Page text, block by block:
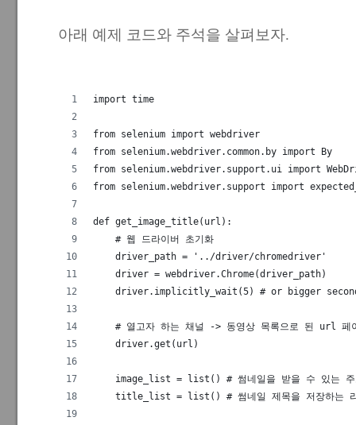
아래 예제 코드와 주석을 살펴보자.
import time
from selenium import webdriver
from selenium.webdriver.common.by import By
from selenium.webdriver.support.ui import
from selenium.webdriver.support import
def get_image_title(url):
    # 웹 드라이버 초기화
    driver_path = '../driver/chromedriver'
    driver = webdriver.Chrome(driver_path)
driver.implicitly_wait(5) # or bigger
# 열고자 하는 채널 -> 동영상 목록으로 된 url 페
    driver.get(url)
image_list = list() # 썸네일을 받을 수 있는 주
title_list = list() # 썸네일 제목을 저장하는